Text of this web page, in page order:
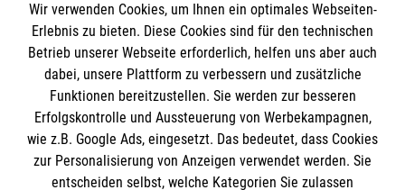
Informationen
Impressum
Datenschutz
Kontakt
Die Malteser
Wir verwenden Cookies, um Ihnen ein optimales Webseiten-
Erlebnis zu bieten. Diese Cookies sind für den technischen
Betrieb unserer Webseite erforderlich, helfen uns aber auch
dabei, unsere Plattform zu verbessern und zusätzliche
Funktionen bereitzustellen. Sie werden zur besseren
Erfolgskontrolle und Aussteuerung von Werbekampagnen,
wie z.B. Google Ads, eingesetzt. Das bedeutet, dass Cookies
zur Personalisierung von Anzeigen verwendet werden. Sie
entscheiden selbst, welche Kategorien Sie zulassen